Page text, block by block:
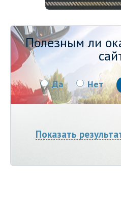
Полезным ли
Да Нет
Показать